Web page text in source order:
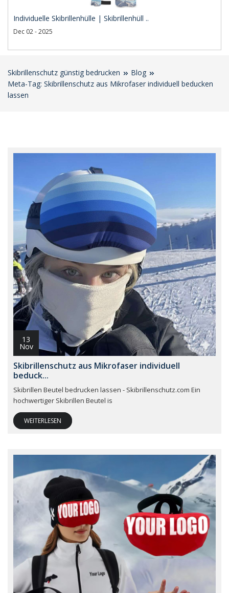
Individuelle Skibrillenhülle | Skibrillenhüll ..
Dec 02 - 2025
Skibrillenschutz günstig bedrucken
Blog
Meta-Tag: Skibrillenschutz aus Mikrofaser individuell beducken
lassen
13
Nov
Skibrillenschutz aus Mikrofaser individuell
beduck...
Skibrillen Beutel bedrucken lassen - Skibrillenschutz.com Ein
hochwertiger Skibrillen Beutel is
WEITERLESEN